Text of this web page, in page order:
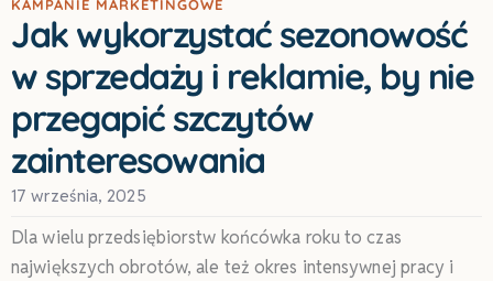
KAMPANIE MARKETINGOWE
Jak wykorzystać sezonowość
w sprzedaży i reklamie, by nie
przegapić szczytów
zainteresowania
17 września, 2025
Dla wielu przedsiębiorstw końcówka roku to czas
największych obrotów, ale też okres intensywnej pracy i